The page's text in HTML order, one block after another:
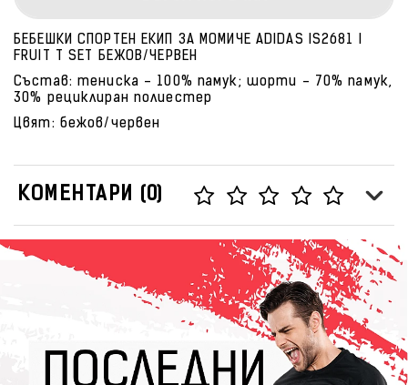
БЕБЕШКИ СПОРТЕН ЕКИП ЗА МОМИЧЕ ADIDAS IS2681 I
FRUIT T SET БЕЖОВ/ЧЕРВЕН
Състав: тениска - 100% памук; шорти - 70% памук,
30% рециклиран полиестер
Цвят: бежов/червен
КОМЕНТАРИ (0)